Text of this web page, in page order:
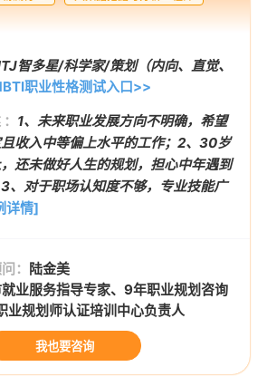
智多星/科学家/策划（内向、直觉、
职业性格测试入口>>
1、未来职业发展方向不明确，希望
收入中等偏上水平的工作；2、30岁
还未做好人生的规划，担心中年遇到
、对于职场认知度不够，专业技能广
详情]
： 陆金美
业服务指导专家、9年职业规划咨询
业规划师认证培训中心负责人
我也要咨询